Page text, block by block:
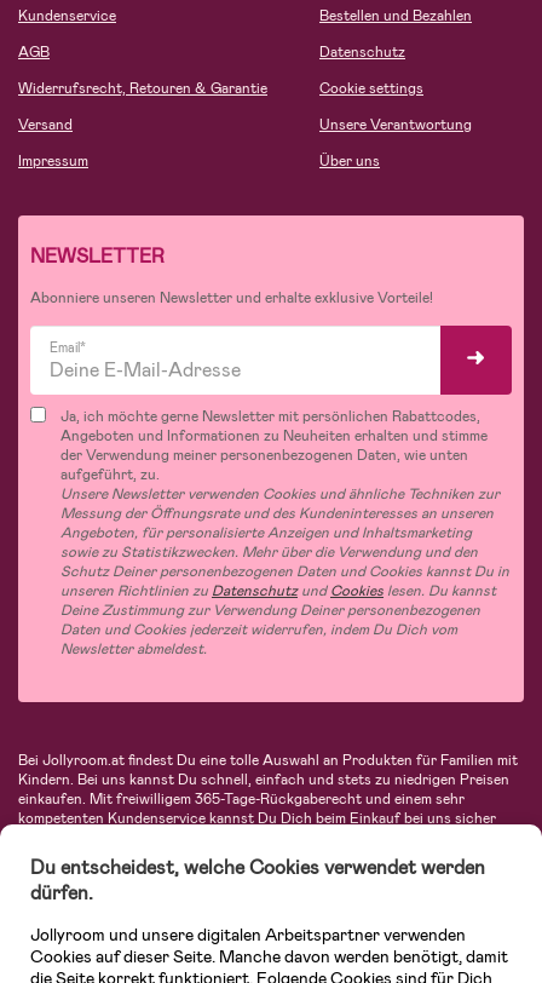
Kundenservice
AGB
Widerrufsrecht, Retouren & Garantie
Versand
Impressum
Bestellen und Bezahlen
Datenschutz
Cookie settings
Unsere Verantwortung
Über uns
NEWSLETTER
Abonniere unseren Newsletter und erhalte exklusive Vorteile!
Email*
Ja, ich möchte gerne Newsletter mit persönlichen Rabattcodes,
Angeboten und Informationen zu Neuheiten erhalten und stimme
der Verwendung meiner personenbezogenen Daten, wie unten
aufgeführt, zu.
Unsere Newsletter verwenden Cookies und ähnliche Techniken zur
Messung der Öffnungsrate und des Kundeninteresses an unseren
Angeboten, für personalisierte Anzeigen und Inhaltsmarketing
sowie zu Statistikzwecken. Mehr über die Verwendung und den
Schutz Deiner personenbezogenen Daten und Cookies kannst Du in
unseren Richtlinien zu DatenschutzundCookies lesen. Du kannst
Deine Zustimmung zur Verwendung Deiner personenbezogenen
Daten und Cookies jederzeit widerrufen, indem Du Dich vom
Newsletter abmeldest.
Bei Jollyroom.at findest Du eine tolle Auswahl an Produkten für Familien mit
Kindern. Bei uns kannst Du schnell, einfach und stets zu niedrigen Preisen
einkaufen. Mit freiwilligem 365-Tage-Rückgaberecht und einem sehr
kompetenten Kundenservice kannst Du Dich beim Einkauf bei uns sicher
Autositze, Kinder- und Babymode, Produkte für Mütter und eine Menge
fantastischer Einrichtungsgegenstände, Spielsachen, Babyprodukte und
vieles mehr. Wir haben Produkte von bekannten Herstellern wie Britax, Maxi-
Avent, Jack Wolfskin, Cybex, LEGO und vielen mehr. Schau Dich um in
unserem vielfältigen Onlineshop für Kinder & Babys. Willkommen!
Du entscheidest, welche Cookies verwendet werden
dürfen.
Jollyroom und unsere digitalen Arbeitspartner verwenden
Cookies auf dieser Seite. Manche davon werden benötigt, damit
die Seite korrekt funktioniert. Folgende Cookies sind für Dich